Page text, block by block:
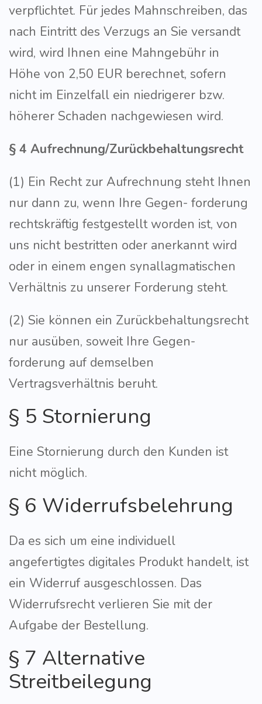
verpflichtet. Für jedes Mahnschreiben, das
nach Eintritt des Verzugs an Sie versandt
wird, wird Ihnen eine Mahngebühr in
Höhe von 2,50 EUR berechnet, sofern
nicht im Einzelfall ein niedrigerer bzw.
höherer Schaden nachgewiesen wird.
§ 4 Aufrechnung/Zurückbehaltungsrecht
(1) Ein Recht zur Aufrechnung steht Ihnen
nur dann zu, wenn Ihre Gegen- forderung
rechtskräftig festgestellt worden ist, von
uns nicht bestritten oder anerkannt wird
oder in einem engen synallagmatischen
Verhältnis zu unserer Forderung steht.
(2) Sie können ein Zurückbehaltungsrecht
nur ausüben, soweit Ihre Gegen-
forderung auf demselben
Vertragsverhältnis beruht.
§ 5 Stornierung
Eine Stornierung durch den Kunden ist
nicht möglich.
§ 6 Widerrufsbelehrung
Da es sich um eine individuell
angefertigtes digitales Produkt handelt, ist
ein Widerruf ausgeschlossen. Das
Widerrufsrecht verlieren Sie mit der
Aufgabe der Bestellung.
§ 7 Alternative
Streitbeilegung